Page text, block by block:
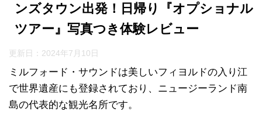
ンズタウン出発！日帰り『オプショナル
ツアー』写真つき体験レビュー
更新日： 2024年7月10日
ミルフォード・サウンドは美しいフィヨルドの入り江
で世界遺産にも登録されており、ニュージーランド南
島の代表的な観光名所です。